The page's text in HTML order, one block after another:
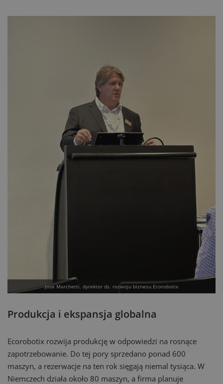
Jose Marchetti, dyrektor ds. rozwoju biznesu Ecorobotix
Produkcja i ekspansja globalna
Ecorobotix rozwija produkcję w odpowiedzi na rosnące
zapotrzebowanie. Do tej pory sprzedano ponad 600
maszyn, a rezerwacje na ten rok sięgają niemal tysiąca. W
Niemczech działa około 80 maszyn, a firma planuje